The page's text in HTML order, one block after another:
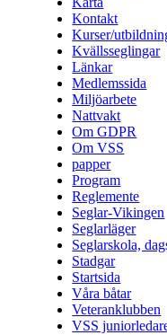
Kontakt
Kurser/
Kvällsseglingar
Länkar
Medlemssida
Miljöarbete
Nattvakt
Om GDPR
Om VSS
papper
Program
Reglemente
Seglar-Vikingen
Seglarläger
Seglarskola,
Stadgar
Startsida
Våra båtar
Veteranklubben
VSS